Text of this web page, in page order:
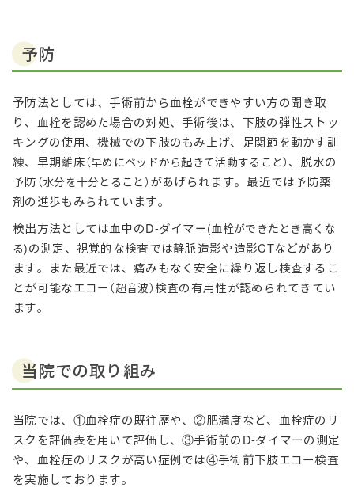
予防
予防法としては、手術前から血栓ができやすい方の聞き取
り、血栓を認めた場合の対処、手術後は、下肢の弾性ストッ
キングの使用、機械での下肢のもみ上げ、足関節を動かす訓
練、早期離床（早めにベッドから起きて活動すること） 、脱水の
予防 （水分を十分とること） があげられます。最近では予防薬
剤の進歩もみられています。
検出方法としては血中のD-ダイマー(血栓ができたとき高くな
る)の測定、視覚的な検査では静脈造影や造影CTなどがあり
ます。また最近では、痛みもなく安全に繰り返し検査するこ
とが可能なエコー （超音波）検査の有用性が認められてきてい
ます。
当院での取り組み
当院では、①血栓症の既往歴や、②肥満度など、血栓症のリ
スクを評価表を用いて評価し、③手術前のD-ダイマーの測定
や、血栓症のリスクが高い症例では④手術前下肢エコー検査
を実施しております。